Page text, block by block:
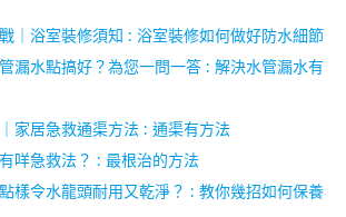
｜浴室裝修須知 : 浴室裝修如何做好防水細節
漏水點搞好？為您一問一答 : 解決水管漏水有
家居急救通渠方法 : 通渠有方法
咩急救法？ : 最根治的方法
樣令水龍頭耐用又乾淨？ : 教你幾招如何保養